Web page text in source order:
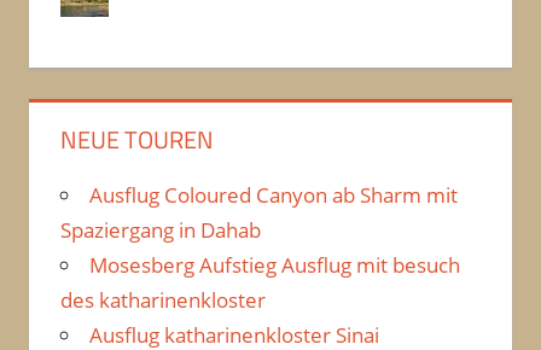
NEUE TOUREN
Ausflug Coloured Canyon ab Sharm mit
Spaziergang in Dahab
Mosesberg Aufstieg Ausflug mit besuch
des katharinenkloster
Ausflug katharinenkloster Sinai